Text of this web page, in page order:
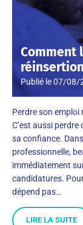
Comment
Publié le07/08/
Perdre son emploi
C’est aussi
sa confiance.
professionnelle,
immédiatement
candidatures.
dépend pas…
LIRE LA SUITE